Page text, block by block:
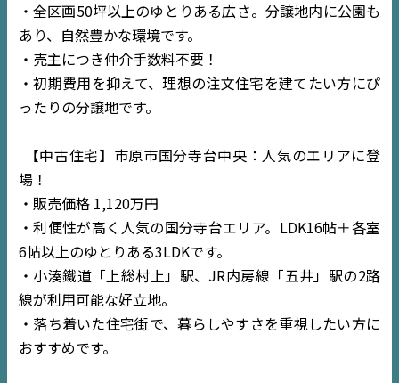
TOP
・全区画50坪以上のゆとりある広さ。分譲地内に公園も
あり、自然豊かな環境です。
・売主につき仲介手数料不要！
・初期費用を抑えて、理想の注文住宅を建てたい方にぴ
ったりの分譲地です。
【中古住宅】市原市国分寺台中央：人気のエリアに登
場！
・販売価格 1,120万円
・利便性が高く人気の国分寺台エリア。LDK16帖＋各室
6帖以上のゆとりある3LDKです。
・小湊鐵道「上総村上」駅、JR内房線「五井」駅の2路
線が利用可能な好立地。
・落ち着いた住宅街で、暮らしやすさを重視したい方に
おすすめです。